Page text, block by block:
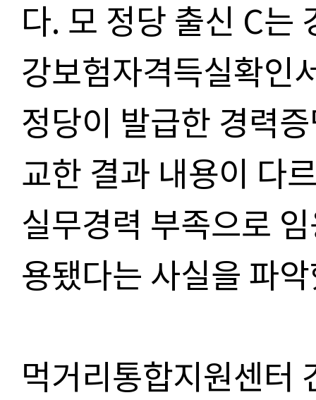
다. 모 정당 출신 C는
강보험자격득실확인
정당이 발급한 경력
교한 결과 내용이 다
실무경력 부족으로
용됐다는 사실을 파
먹거리통합지원센터